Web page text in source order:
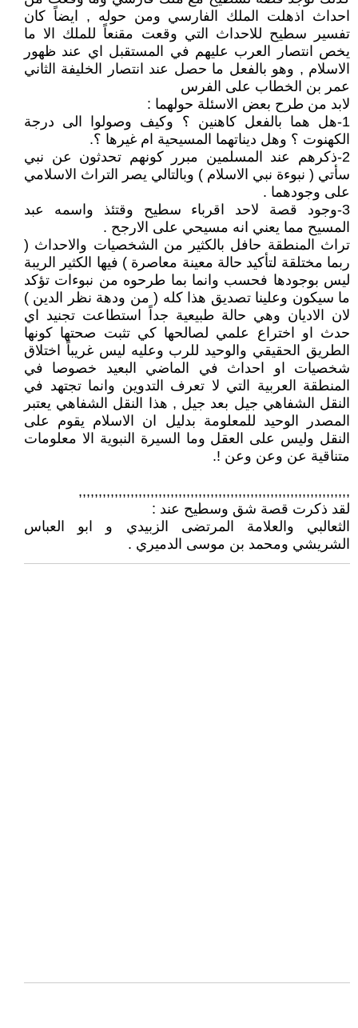
احداث اذهلت الملك الفارسي ومن حوله , ايضاً كان
تفسير سطيح للاحداث التي وقعت مقنعاً للملك الا ما
يخص انتصار العرب عليهم في المستقبل اي عند ظهور
الاسلام , وهو بالفعل ما حصل عند انتصار الخليفة الثاني
عمر بن الخطاب على الفرس
لابد من طرح بعض الاسئلة حولهما :
1-هل هما بالفعل كاهنين ؟ وكيف وصولوا الى درجة
الكهنوت ؟ وهل ديناتهما المسيحية ام غيرها ؟.
2-ذكرهم عند المسلمين مبرر كونهم تحدثون عن نبي
سأتي ( نبوءة نبي الاسلام ) وبالتالي يصر التراث الاسلامي
على وجودهما .
3-وجود قصة لاحد اقرباء سطيح وقتئذ واسمه عبد
المسيح مما يعني انه مسيحي على الارجح .
تراث المنطقة حافل بالكثير من الشخصيات والاحداث (
ربما مختلقة لتأكيد حالة معينة معاصرة ) فيها الكثير الريبة
ليس بوجودها فحسب وانما بما طرحوه من نبوءات تؤكد
ما سيكون وعلينا تصديق هذا كله ( من ودهة نظر الدين )
لان الاديان وهي حالة طبيعية جداً استطاعت تجنيد اي
حدث او اختراع علمي لصالحها كي تثبت صحتها كونها
الطريق الحقيقي والوحيد للرب وعليه ليس غريباً اختلاق
شخصيات او احداث في الماضي البعيد خصوصا في
المنطقة العربية التي لا تعرف التدوين وانما تجتهد في
النقل الشفاهي جيل بعد جيل , هذا النقل الشفاهي يعتبر
المصدر الوحيد للمعلومة بدليل ان الاسلام يقوم على
النقل وليس على العقل وما السيرة النبوية الا معلومات
متناقية عن وعن وعن !.
,,,,,,,,,,,,,,,,,,,,,,,,,,,,,,,,,,,,,,,,,,,,,,,,,,,,,,,,,,,,,,,,,,,,
لقد ذكرت قصة شق وسطيح عند :
الثعالبي والعلامة المرتضى الزبيدي و ابو العباس
الشريشي ومحمد بن موسى الدميري .